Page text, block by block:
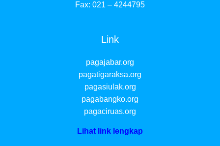
Fax: 021 – 4244795
Link
pagajabar.org
pagatigaraksa.org
pagasiulak.org
pagabangko.org
pagaciruas.org
Lihat link lengkap